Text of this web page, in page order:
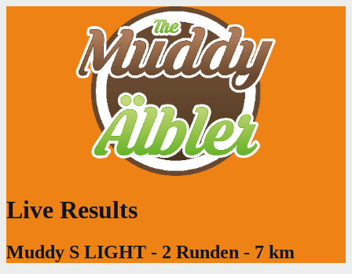
Live Results
Muddy S LIGHT - 2 Runden - 7 km